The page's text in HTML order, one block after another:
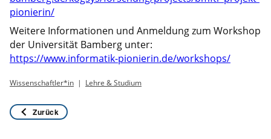
pionierin/
Weitere Informationen und Anmeldung zum Workshop
der Universität Bamberg unter:
https://www.informatik-pionierin.de/workshops/
Wissenschaftler*in Lehre & Studium
Zurück